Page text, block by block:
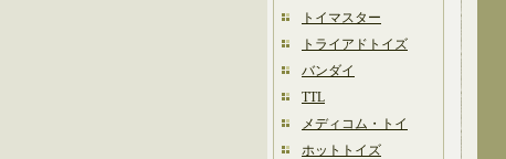
トイマスター
トライアドトイズ
バンダイ
TTL
メディコム・トイ
ホットトイズ